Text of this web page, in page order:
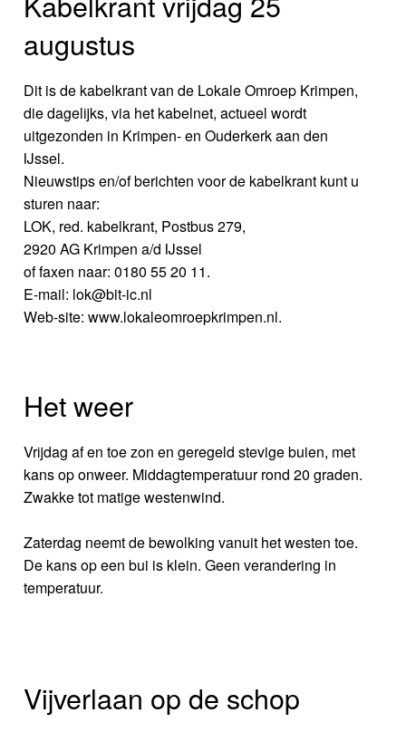
augustus
Dit is de kabelkrant van de Lokale Omroep Krimpen,
die dagelijks, via het kabelnet, actueel wordt
uitgezonden in Krimpen- en Ouderkerk aan den
IJssel.
Nieuwstips en/of berichten voor de kabelkrant kunt u
sturen naar:
LOK, red. kabelkrant, Postbus 279,
2920 AG Krimpen a/d IJssel
of faxen naar: 0180 55 20 11.
E-mail: lok@bit-ic.nl
Web-site: www.lokaleomroepkrimpen.nl.
Het weer
Vrijdag af en toe zon en geregeld stevige buien, met
kans op onweer. Middagtemperatuur rond 20 graden.
Zwakke tot matige westenwind.
Zaterdag neemt de bewolking vanuit het westen toe.
De kans op een bui is klein. Geen verandering in
temperatuur.
Vijverlaan op de schop